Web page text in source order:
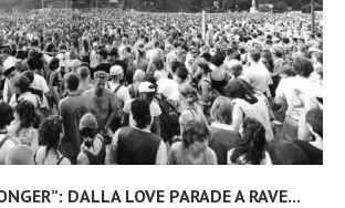
DALLA LOVE PARADE A RAVE...